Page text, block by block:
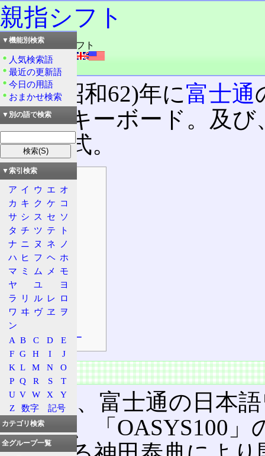
親指シフト
読み：おやゆびシフト
外語：thumb shift
品詞：名詞
1987(昭和62)年に富士通
日本語キーボード。及
入力方式。
目次
概要
特徴
外観
入力方法
利用方法
製品
入力検定試験
エミュレーター
概要
元々は、富士通の日本
として、「OASYS100」
▼機能別検索
人気検索語
最近の更新語
今日の用語
おまかせ検索
▼別の語で検索
▼索引検索
ア イ ウ エ オ
カ キ ク ケ コ
サ シ ス セ ソ
タ チ ツ テ
ト
ナ ニ ヌ ネ
ノ
ハ ヒ フ ヘ ホ
マ ミ ム メ
モ
ヤ
ユ
ヨ
ラ
リ ル レ ロ
ワ ヰ ヴ ヱ
ヲ
ン
A B C D
E
F G H I
J
K L M N
O
P Q R S
T
U V W X
Y
Z
数字 記号
カテゴリ検索
全グループ一覧